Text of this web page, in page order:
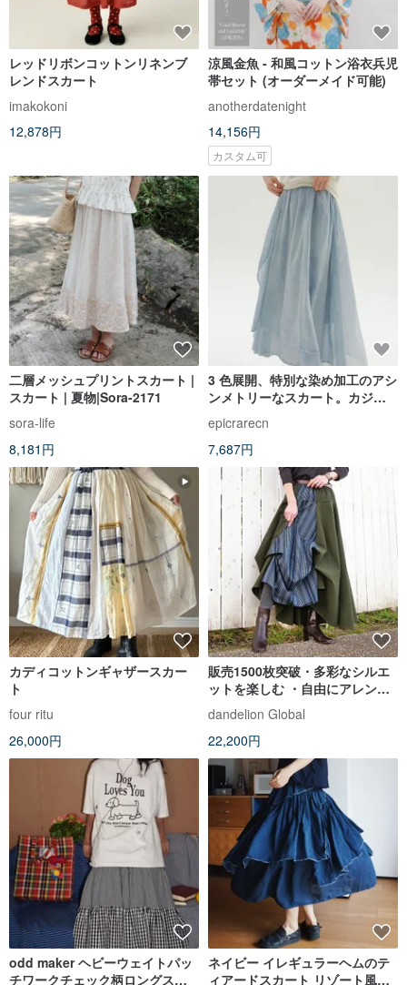
レッドリボンコットンリネンブ
レンドスカート
imakokoni
12,878円
涼風金魚 - 和風コットン浴衣兵児
帯セット (オーダーメイド可能)
anotherdatenight
14,156円
カスタム可
二層メッシュプリントスカート |
スカート | 夏物|Sora-2171
sora-life
8,181円
3 色展開、特別な染め加工のアシ
ンメトリーなスカート。カジュ
アルで着回し力抜群のハイウエ
ストロング丈で、上品で優しい
雰囲気のロングスカート。
epicrarecn
7,687円
カディコットンギャザースカー
ト
four ritu
26,000円
販売1500枚突破・多彩なシルエ
ットを楽しむ ・自由にアレンジ
スカート ・小倉織りstripe・グ
リーン ・d-sk001S
dandelion Global
22,200円
odd maker ヘビーウェイトパッ
チワークチェック柄ロングスカ
ネイビー イレギュラーヘムのテ
ィアードスカート リゾート風フ